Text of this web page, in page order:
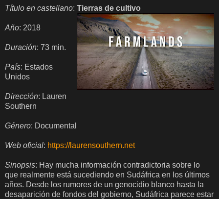
Título en castellano: Tierras de cultivo
Año: 2018
Duración: 73 min.
País: Estados
Unidos
Dirección: Lauren
Southern
Género: Documental
Web oficial: https://laurensouthern.net
Sinopsis: Hay mucha información contradictoria sobre lo
que realmente está sucediendo en Sudáfrica en los últimos
años. Desde los rumores de un genocidio blanco hasta la
desaparición de fondos del gobierno, Sudáfrica parece estar